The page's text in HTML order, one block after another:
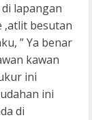
lapangan
,atlit besutan
” Ya benar
kawan
ini
ini
di